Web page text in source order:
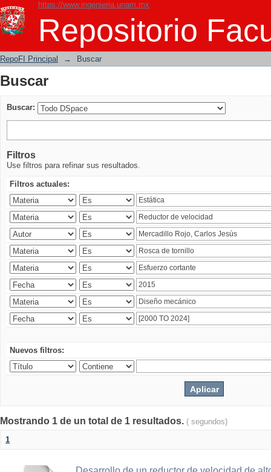
https://www.ingenieria.unam.mx
Repositorio
Buscar
RepoFI Principal → Buscar
Buscar
Buscar:
Filtros
Use filtros para refinar sus resultados.
Filtros actuales:
Nuevos filtros:
Mostrando 1 de un total de 1 resultados. ( segundos)
1